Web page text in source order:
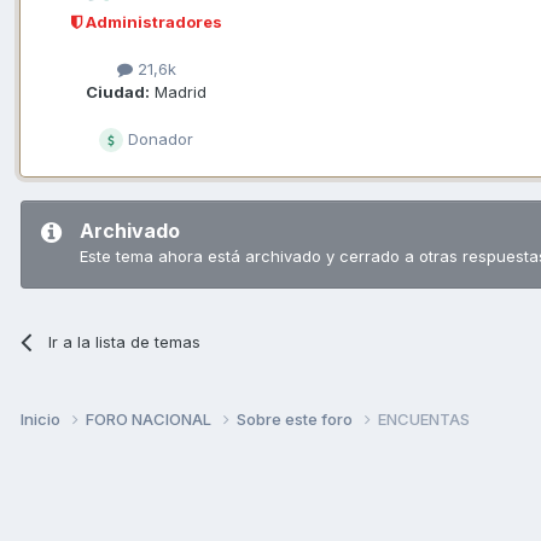
Administradores
21,6k
Ciudad: Madrid
Donador
Archivado
Este tema ahora está archivado y cerrado a otras
Ir a la lista de temas
Inicio FORO NACIONAL Sobre este foro ENCUENTAS